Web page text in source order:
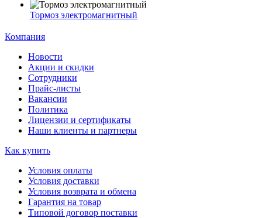
Тормоз электромагнитный
Компания
Новости
Акции и скидки
Сотрудники
Прайс-листы
Вакансии
Политика
Лицензии и сертификаты
Наши клиенты и партнеры
Как купить
Условия оплаты
Условия доставки
Условия возврата и обмена
Гарантия на товар
Типовой договор поставки